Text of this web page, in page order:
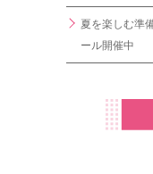
夏を楽しむ準
ール開催中